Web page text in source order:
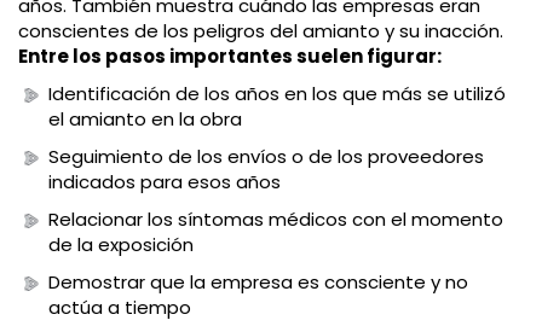
años. También muestra cuándo las empresas eran
conscientes de los peligros del amianto y su inacción.
Entre los pasos importantes suelen figurar:
Identificación de los años en los que más se utilizó
el amianto en la obra
Seguimiento de los envíos o de los proveedores
indicados para esos años
Relacionar los síntomas médicos con el momento
de la exposición
Demostrar que la empresa es consciente y no
actúa a tiempo